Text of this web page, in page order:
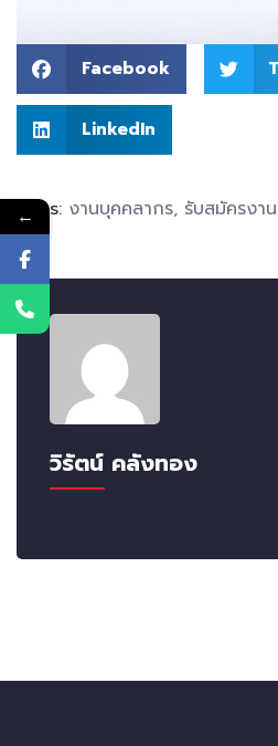
Facebook
LinkedIn
Tags: งานบุคคลากร, รับสมัครงาน
วิรัตน์ คลังทอง
←